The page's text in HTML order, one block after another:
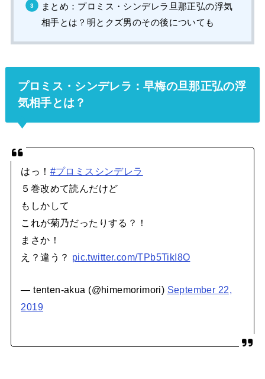
まとめ：プロミス・シンデレラ旦那正弘の浮気
相手とは？明とクズ男のその後についても
プロミス・シンデレラ：早梅の旦那正弘の浮
気相手とは？
はっ！ #プロミスシンデレラ
５巻改めて読んだけど
もしかして
これが菊乃だったりする？！
まさか！
え？違う？ pic.twitter.com/TPb5TikI8O
— tenten‐akua (@himemorimori) September 22,
2019